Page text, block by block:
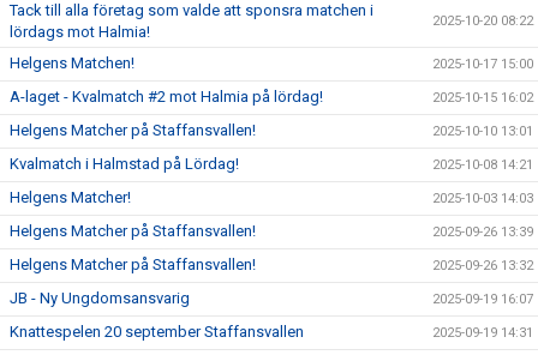
Tack till alla företag som valde att sponsra matchen i
lördags mot Halmia!
2025-10-20 08:22
Helgens Matchen! 2025-10-17 15:00
A-laget - Kvalmatch #2 mot Halmia på lördag! 2025-10-15 16:02
Helgens Matcher på Staffansvallen! 2025-10-10 13:01
Kvalmatch i Halmstad på Lördag! 2025-10-08 14:21
Helgens Matcher! 2025-10-03 14:03
Helgens Matcher på Staffansvallen! 2025-09-26 13:39
Helgens Matcher på Staffansvallen! 2025-09-26 13:32
JB - Ny Ungdomsansvarig 2025-09-19 16:07
Knattespelen 20 september Staffansvallen 2025-09-19 14:31